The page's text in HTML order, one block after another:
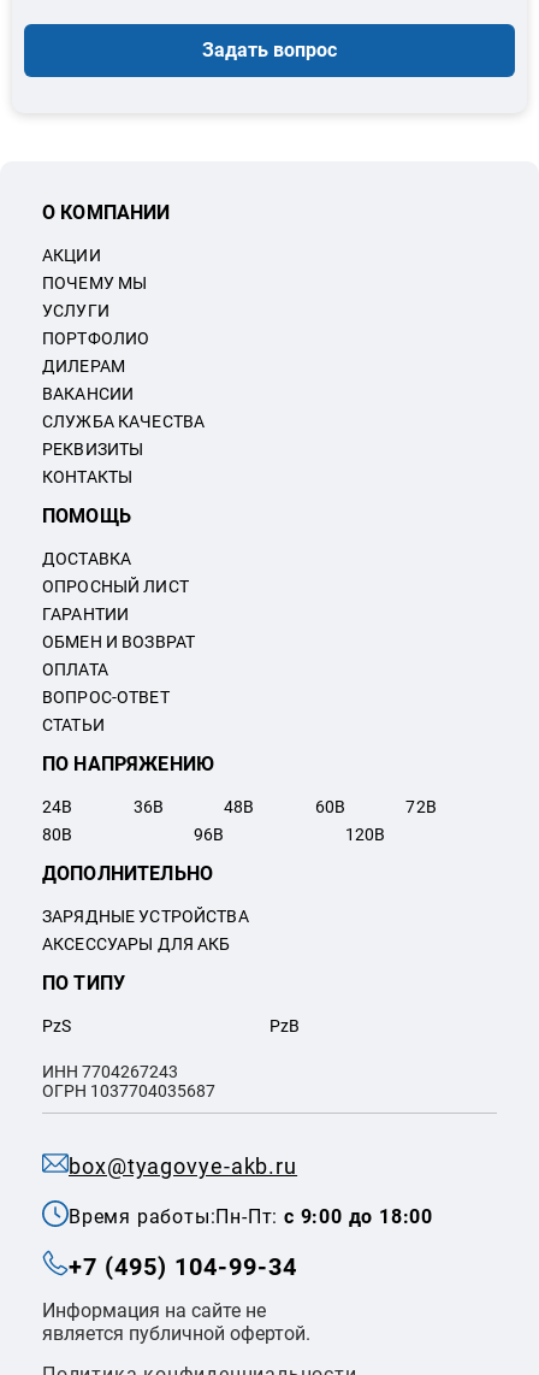
Задать вопрос
box@tyagovye-akb.ru
Время работы:Пн-Пт:с 9:00 до 18:00
+7 (495) 104-99-34
Информация на сайте не
является публичной офертой.
О КОМПАНИИ
АКЦИИ
ПОЧЕМУ МЫ
УСЛУГИ
ПОРТФОЛИО
ДИЛЕРАМ
ВАКАНСИИ
СЛУЖБА КАЧЕСТВА
РЕКВИЗИТЫ
КОНТАКТЫ
ПОМОЩЬ
ДОСТАВКА
ОПРОСНЫЙ ЛИСТ
ГАРАНТИИ
ОБМЕН И ВОЗВРАТ
ОПЛАТА
ВОПРОС-ОТВЕТ
СТАТЬИ
ПО НАПРЯЖЕНИЮ
24В 36В 48В 60В 72В
80В 96В 120В
ПО ТИПУ
PzS PzB
ДОПОЛНИТЕЛЬНО
ЗАРЯДНЫЕ УСТРОЙСТВА
АКСЕССУАРЫ ДЛЯ АКБ
ИНН 7704267243
ОГРН 1037704035687